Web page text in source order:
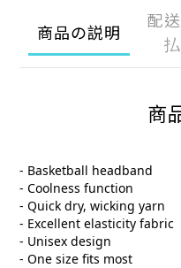
商品の説明
配
商
- Basketball headband
- Coolness function
- Quick dry, wicking yarn
- Excellent elasticity fabric
- Unisex design
- One size fits most